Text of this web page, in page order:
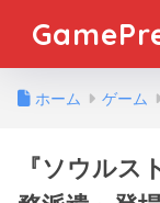
ホーム ゲーム
『ソウルス